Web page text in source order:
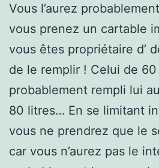
Vous l’aurez
vous prenez un cartable
vous êtes propriétaire d’
de le remplir ! Celui de
probablement rempli lui
80 litres… En se limitant
vous ne prendrez que le
car vous n’aurez pas le